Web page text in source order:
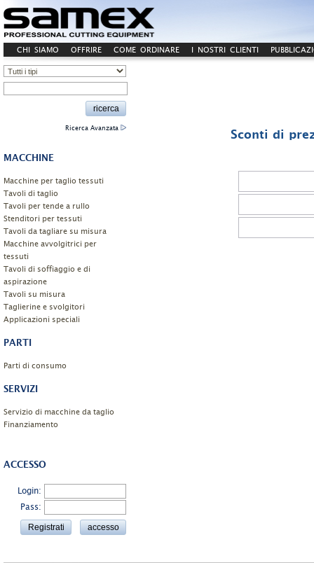
CHI SIAMO OFFRIRE COME ORDINARE I NOSTRI CLIENTI
CONTATTO
Ricerca Avanzata
MACCHINE
Macchine per taglio tessuti
Tavoli di taglio
Tavoli per tende a rullo
Stenditori per tessuti
Tavoli da tagliare su misura
Macchine avvolgitrici per
tessuti
Tavoli di soffiaggio e di
aspirazione
Tavoli su misura
Taglierine e svolgitori
Applicazioni speciali
PARTI
Parti di consumo
SERVIZI
Servizio di macchine da taglio
Finanziamento
ACCESSO
Login:
Pass:
Sconti di